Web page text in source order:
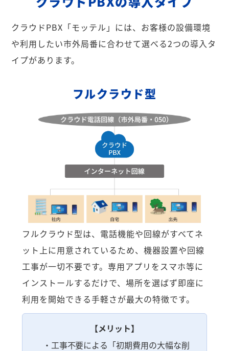
クラウドPBX「モッテル」には、お客様の設備環境
や利用したい市外局番に合わせて選べる2つの導入タ
イプがあります。
フルクラウド型
フルクラウド型は、電話機能や回線がすべてネ
ット上に用意されているため、機器設置や回線
工事が一切不要です。専用アプリをスマホ等に
インストールするだけで、場所を選ばず即座に
利用を開始できる手軽さが最大の特徴です。
【メリット】
・工事不要による「初期費用の大幅な削